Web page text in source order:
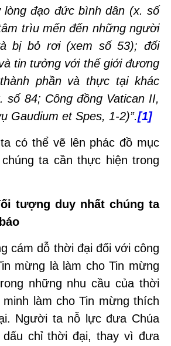
lòng đạo đức bình dân (x. số
trìu mến đến những người
bị bỏ rơi (xem số 53); đối
tin tưởng với thế giới đương
phần và thực tại khác
số 84; Công đồng Vatican II,
Gaudium et Spes, 1-2)”.[1]
có thể vẽ lên phác đồ mục
ta cần thực hiện trong
tượng duy nhất chúng ta
cám dỗ thời đại đối với công
mừng là làm cho Tin mừng
những nhu cầu của thời
làm cho Tin mừng thích
Người ta nỗ lực đưa Chúa
dấu chỉ thời đại, thay vì đưa